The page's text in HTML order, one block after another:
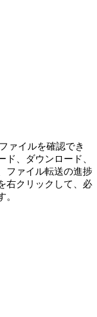
ァイルを確認でき
ド、ダウンロード、
ファイル転送の進捗
右クリックして、必
。